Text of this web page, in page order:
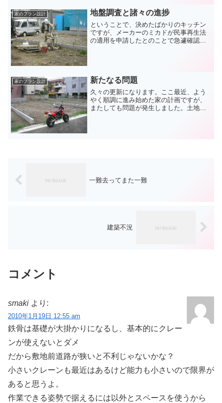
家のプラン設計 地盤調査と諸々の進捗
ということで、決めたばかりのキッチン
ですが、メーカーのミカドが民事再生法
の適用を申請したとのことで急遽確認を
家のプラン設計 新たなる問題
久々の更新になります。ここ最近、よう
やく順調に進み始めた家の計画ですが、
またしても問題が発生しました。土地の
一難去ってまた一難
建築不況
コメント
smaki より:
2010年1月19日 12:55 am
鉄骨は基礎が大掛かりになるし、基本的にクレー
ンが使えないとダメ
だから敷地前道路が狭いと不利じゃないかな？
小さいクレーンも最近はあるけど能力も小さいので限界が
あると思うよ。
作業できる姿勢で据えるには以外とスペースを使うから